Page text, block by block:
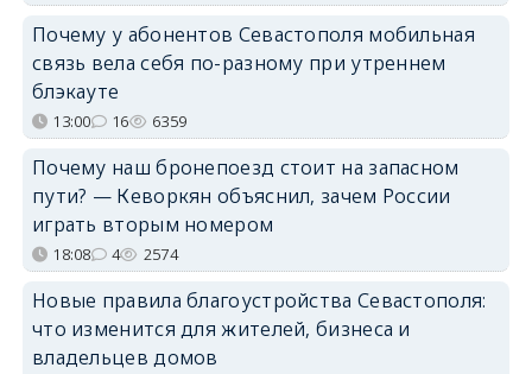
Почему у абонентов Севастополя мобильная
связь вела себя по-разному при утреннем
блэкауте
13:00 16 6359
Почему наш бронепоезд стоит на запасном
пути? — Кеворкян объяснил, зачем России
играть вторым номером
18:08 4 2574
Новые правила благоустройства Севастополя:
что изменится для жителей, бизнеса и
владельцев домов